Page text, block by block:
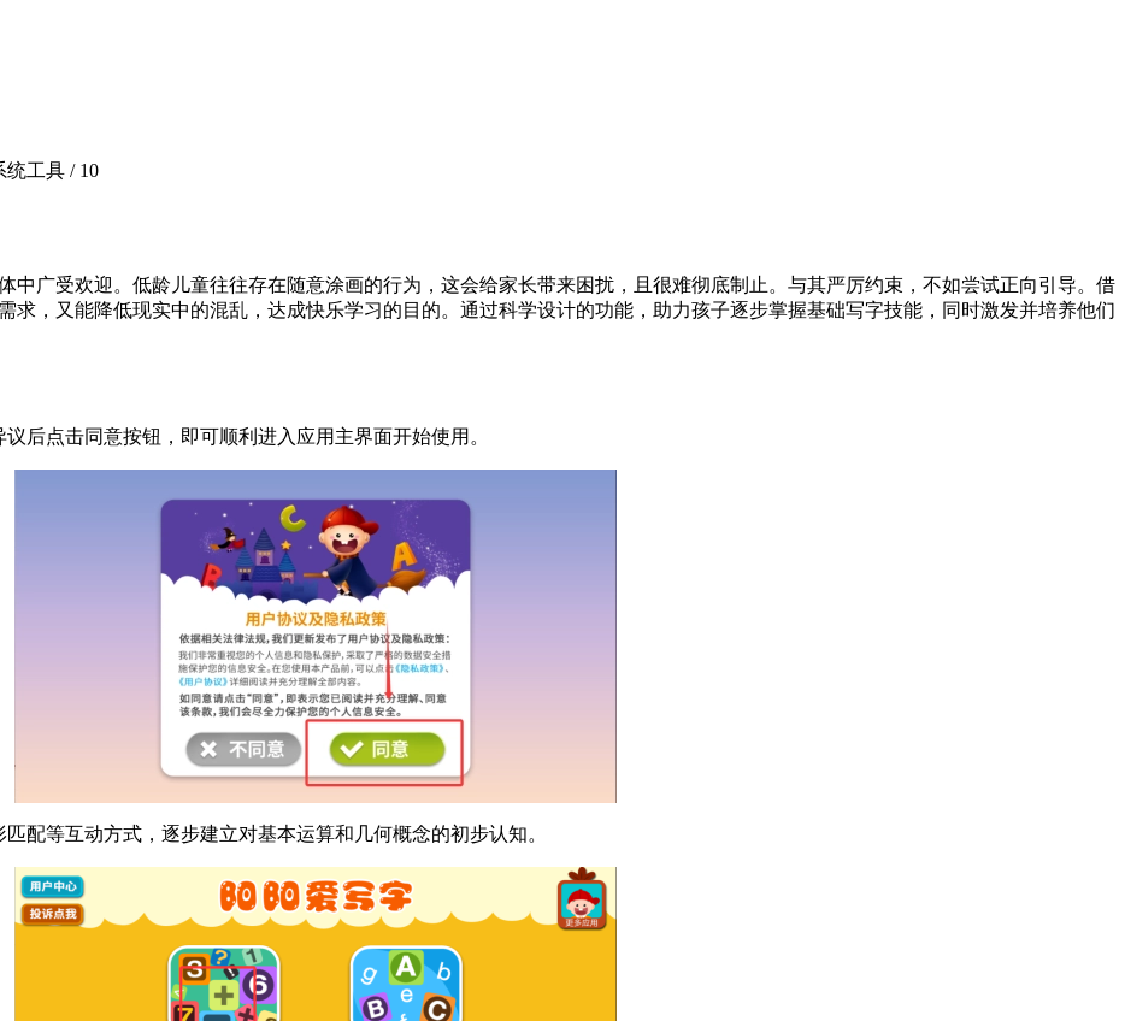
统工具 / 10
中广受欢迎。低龄儿童往往存在随意涂画的行为，这会给家长带来困扰，且很难彻底制止。与其严厉约束，不如尝试正向引导。借
求，又能降低现实中的混乱，达成快乐学习的目的。通过科学设计的功能，助力孩子逐步掌握基础写字技能，同时激发并培养他们
后点击同意按钮，即可顺利进入应用主界面开始使用。
配等互动方式，逐步建立对基本运算和几何概念的初步认知。